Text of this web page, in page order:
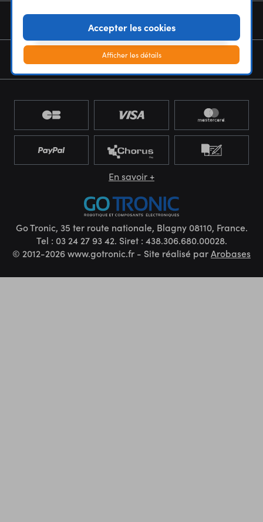
NEWSLETTER
En savoir +
Go Tronic, 35 ter route nationale, Blagny 08110, France.
Tel : 03 24 27 93 42. Siret : 438.306.680.00028.
© 2012-2026 www.gotronic.fr - Site réalisé parArobases
Accepter les cookies
Afficher les détails